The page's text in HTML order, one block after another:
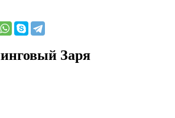
Заря